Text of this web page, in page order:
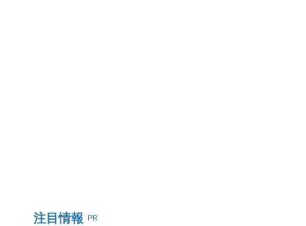
注目情報 PR